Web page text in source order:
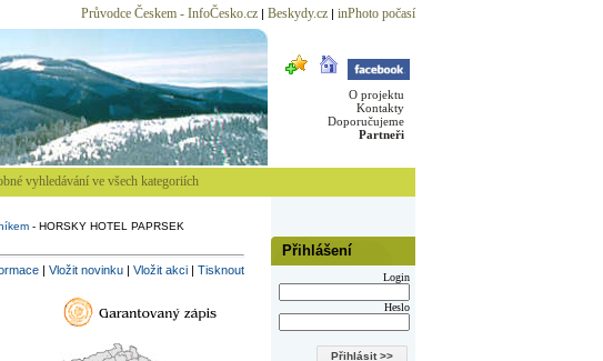
Průvodce Českem - InfoČesko.cz| Beskydy.cz| inPhoto počasí
O projektu
Kontakty
Doporučujeme
Partneři
vyhledávání ve všech kategoriích
Přihlášení
Login
Heslo
- HORSKY HOTEL PAPRSEK
| Vložit novinku| Vložit akci| Tisknout